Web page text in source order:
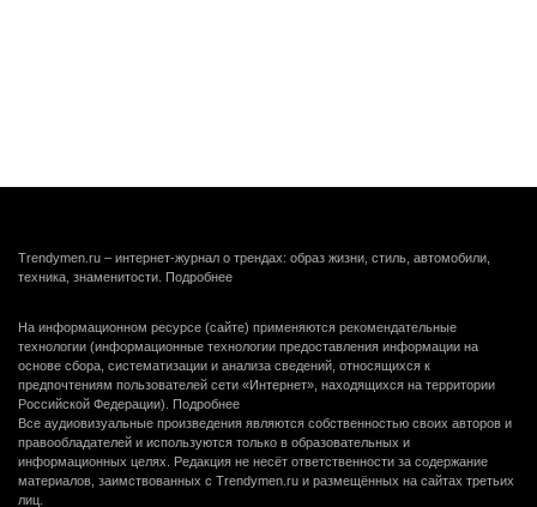
Trendymen.ru – интернет-журнал о трендах: образ жизни, стиль, автомобили,
техника, знаменитости. Подробнее
На информационном ресурсе (сайте) применяются рекомендательные
технологии (информационные технологии предоставления информации на
основе сбора, систематизации и анализа сведений, относящихся к
предпочтениям пользователей сети «Интернет», находящихся на территории
Российской Федерации). Подробнее
Все аудиовизуальные произведения являются собственностью своих авторов и
правообладателей и используются только в образовательных и
информационных целях. Редакция не несёт ответственности за содержание
материалов, заимствованных с Trendymen.ru и размещённых на сайтах третьих
лиц.